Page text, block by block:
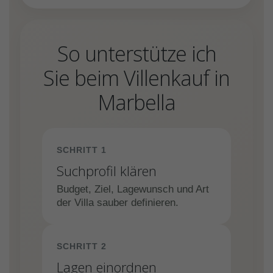
So unterstütze ich
Sie beim Villenkauf in
Marbella
SCHRITT 1
Suchprofil klären
Budget, Ziel, Lagewunsch und Art
der Villa sauber definieren.
SCHRITT 2
Lagen einordnen